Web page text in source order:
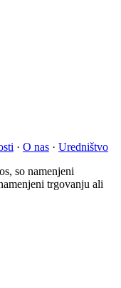
· O nas · Uredništvo
so namenjeni
trgovanju ali